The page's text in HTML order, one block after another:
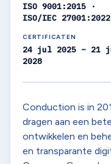
ISO 9001:2015 ·
ISO/IEC 27001:2022
CERTIFICATEN
24 jul 2025 – 21
2028
Conduction is in
dragen aan een
ontwikkelen en
en transparante